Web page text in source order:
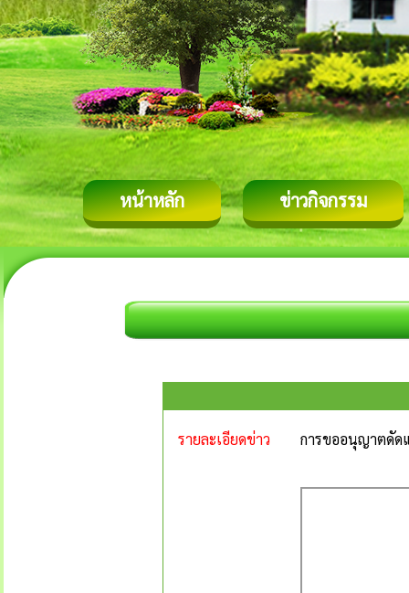
หน้าหลัก ข่าวกิจกรรม
รายละเอียดข่าว การขออนุญาตดัด